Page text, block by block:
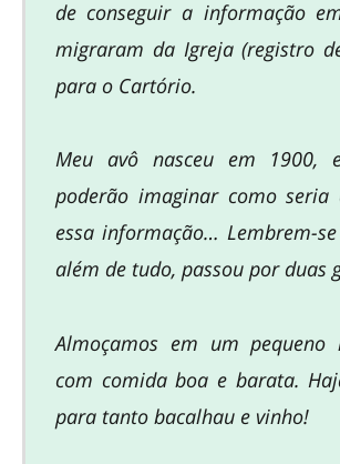
de conseguir a informação
migraram da Igreja (registro
para o Cartório.
Meu avô nasceu em 1900,
poderão imaginar como
essa informação… Lembrem-
além de tudo, passou por duas
Almoçamos em um pequeno
com comida boa e barata.
para tanto bacalhau e vinho!